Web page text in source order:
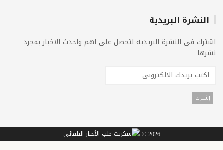
النشرة البريدية
اشترك فى النشرة البريدية لتحصل على اهم واحدث الاخبار بمجرد
نشرها
2026 ©